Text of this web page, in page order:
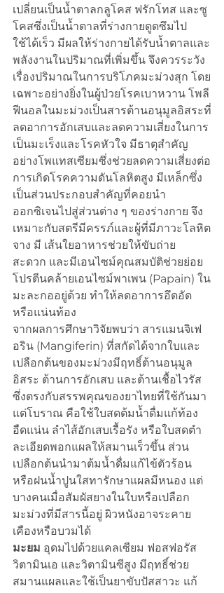
เปลี่ยนเป็นน้ำตาลกลูโคส ฟรักโทส และซู
โคสซึ่งเป็นน้ำตาลที่ร่างกายดูดซึมไป
ใช้ได้เร็ว มีผลให้ร่างกายได้รับน้ำตาลและ
พลังงานในปริมาณที่เพิ่มขึ้น จึงควรระวัง
เรื่องปริมาณในการบริโภคมะม่วงสุก โดย
เฉพาะอย่างยิ่งในผู้ป่วยโรคเบาหวาน โพลี
ฟีนอลในมะม่วงเป็นสารต้านอนุมูลอิสระที่
ลดอาการอักเสบและลดความเสี่ยงในการ
เป็นมะเร็งและโรคหัวใจ มีธาตุสำคัญ
อย่างโพแทสเซียมซึ่งช่วยลดความเสี่ยงต่อ
การเกิดโรคความดันโลหิตสูง มีเหล็กซึ่ง
เป็นส่วนประกอบสำคัญที่คอยนำ
ออกซิเจนไปสู่ส่วนต่าง ๆ ของร่างกาย จึง
เหมาะกับสตรีมีครรภ์และผู้ที่มีภาวะโลหิต
จาง มี เส้นใยอาหารช่วยให้ขับถ่าย
สะดวก และมีเอนไซม์คุณสมบัติช่วยย่อย
โปรตีนคล้ายเอนไซม์พาเพน (Papain) ใน
มะละกออยู่ด้วย ทำให้ลดอาการอึดอัด
หรือแน่นท้อง
จากผลการศึกษาวิจัยพบว่า สารแมนจิเฟ
อริน (Mangiferin) ที่สกัดได้จากใบและ
เปลือกต้นของมะม่วงมีฤทธิ์ต้านอนุมูล
อิสระ ต้านการอักเสบ และต้านเชื้อไวรัส
ซึ่งตรงกับสรรพคุณของยาไทยที่ใช้กันมา
แต่โบราณ คือใช้ใบสดต้มน้ำดื่มแก้ท้อง
อืดแน่น ลำไส้อักเสบเรื้อรัง หรือใบสดตำ
ละเอียดพอกแผลให้สมานเร็วขึ้น ส่วน
เปลือกต้นนำมาต้มน้ำดื่มแก้ไข้ตัวร้อน
หรือฝนน้ำปูนใสทารักษาแผลมีหนอง แต่
บางคนเมื่อสัมผัสยางในใบหรือเปลือก
มะม่วงที่มีสารนี้อยู่ ผิวหนังอาจระคาย
เคืองหรือบวมได้
มะยม อุดมไปด้วยแคลเซียม ฟอสฟอรัส
วิตามินเอ และวิตามินซีสูง มีฤทธิ์ช่วย
สมานแผลและใช้เป็นยาขับปัสสาวะ แก้